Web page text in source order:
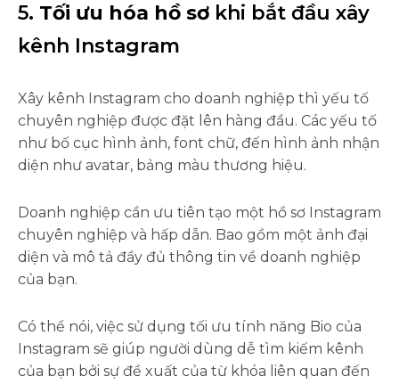
5. Tối ưu hóa hồ sơ khi bắt đầu xây
kênh Instagram
Xây kênh Instagram cho doanh nghiệp thì yếu tố
chuyên nghiệp được đặt lên hàng đầu. Các yếu tố
như bố cục hình ảnh, font chữ, đến hình ảnh nhận
diện như avatar, bảng màu thương hiệu.
Doanh nghiệp cần ưu tiên tạo một hồ sơ Instagram
chuyên nghiệp và hấp dẫn. Bao gồm một ảnh đại
diện và mô tả đầy đủ thông tin về doanh nghiệp
của bạn.
Có thể nói, việc sử dụng tối ưu tính năng Bio của
Instagram sẽ giúp người dùng dễ tìm kiếm kênh
của bạn bởi sự đề xuất của từ khóa liên quan đến